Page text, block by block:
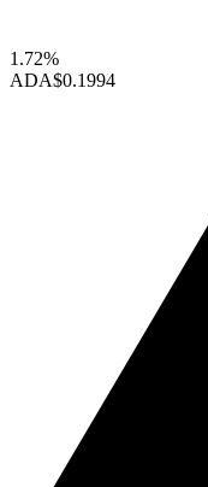
1.72%
ADA$0.1994